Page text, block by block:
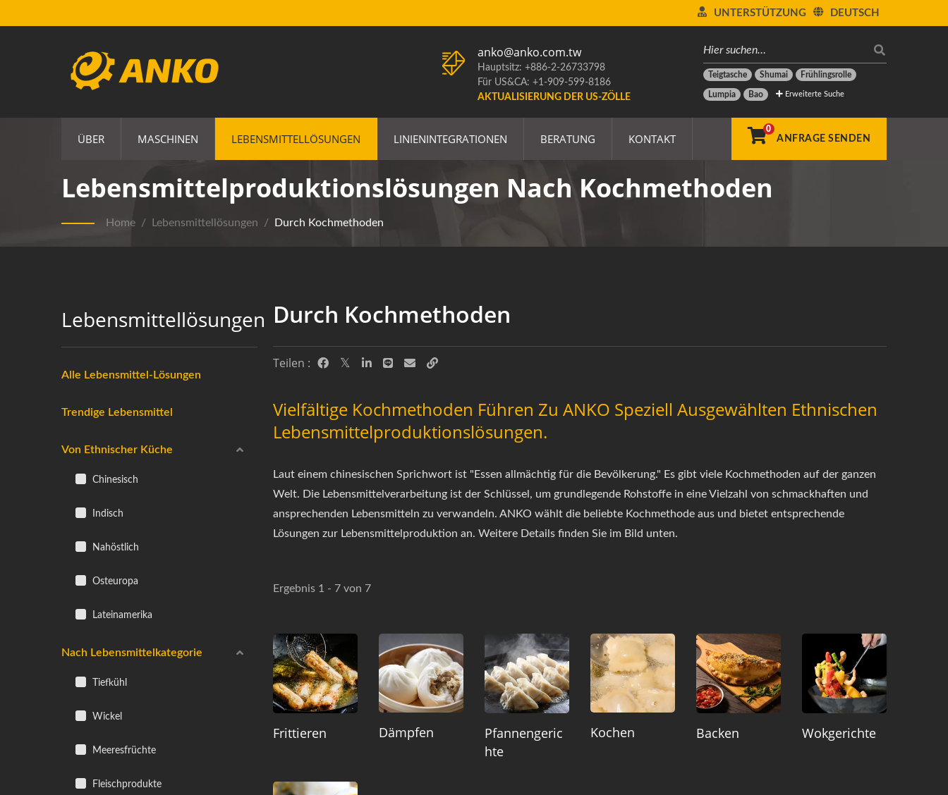
DEUTSCH
UNTERSTÜTZUNG
Teigtasche Shumai Frühlingsrolle
Lumpia Bao Erweiterte Suche
anko@anko.com.tw
Hauptsitz: +886-2-26733798
Für US&CA: +1-909-599-8186
AKTUALISIERUNG DER US-ZÖLLE
ÜBER MASCHINEN LEBENSMITTELLÖSUNGEN LINIENINTEGRATIONEN BERATUNG KONTAKT
0
ANFRAGE SENDEN
Lebensmittelproduktionslösungen Nach Kochmethoden
Home / Lebensmittellösungen / Durch Kochmethoden
Lebensmittellösungen
Alle Lebensmittel-Lösungen
Trendige Lebensmittel
Von Ethnischer Küche
Chinesisch
Indisch
Nahöstlich
Osteuropa
Lateinamerika
Nach Lebensmittelkategorie
Tiefkühl
Wickel
Meeresfrüchte
Fleischprodukte
Durch Kochmethoden
Teilen :
Vielfältige Kochmethoden Führen Zu ANKO Speziell Ausgewählten Ethnischen
Lebensmittelproduktionslösungen.
Laut einem chinesischen Sprichwort ist "Essen allmächtig für die Bevölkerung." Es gibt viele Kochmethoden auf der ganzen
Welt. Die Lebensmittelverarbeitung ist der Schlüssel, um grundlegende Rohstoffe in eine Vielzahl von schmackhaften und
ansprechenden Lebensmitteln zu verwandeln. ANKO wählt die beliebte Kochmethode aus und bietet entsprechende
Lösungen zur Lebensmittelproduktion an. Weitere Details finden Sie im Bild unten.
Ergebnis 1 - 7 von 7
Frittieren Dämpfen
Pfannengeric
Hte
Kochen Backen Wokgerichte